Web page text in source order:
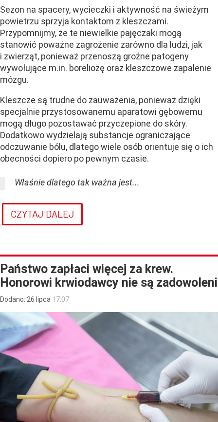
Sezon na spacery, wycieczki i aktywność na świeżym
powietrzu sprzyja kontaktom z kleszczami.
Przypomnijmy, że te niewielkie pajęczaki mogą
stanowić poważne zagrożenie zarówno dla ludzi, jak
i zwierząt, ponieważ przenoszą groźne patogeny
wywołujące m.in. boreliozę oraz kleszczowe zapalenie
mózgu.
Kleszcze są trudne do zauważenia, ponieważ dzięki
specjalnie przystosowanemu aparatowi gębowemu
mogą długo pozostawać przyczepione do skóry.
Dodatkowo wydzielają substancje ograniczające
odczuwanie bólu, dlatego wiele osób orientuje się o ich
obecności dopiero po pewnym czasie.
Właśnie dlatego tak ważna jest...
CZYTAJ DALEJ
Państwo zapłaci więcej za krew.
Honorowi krwiodawcy nie są zadowoleni
Dodano: 26 lipca 17:07